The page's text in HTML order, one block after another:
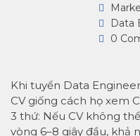
Data
0
Khi tuyển Data
CV giống cách họ xem
3 thứ: Nếu CV không
vòng 6–8 giây đầu, khả